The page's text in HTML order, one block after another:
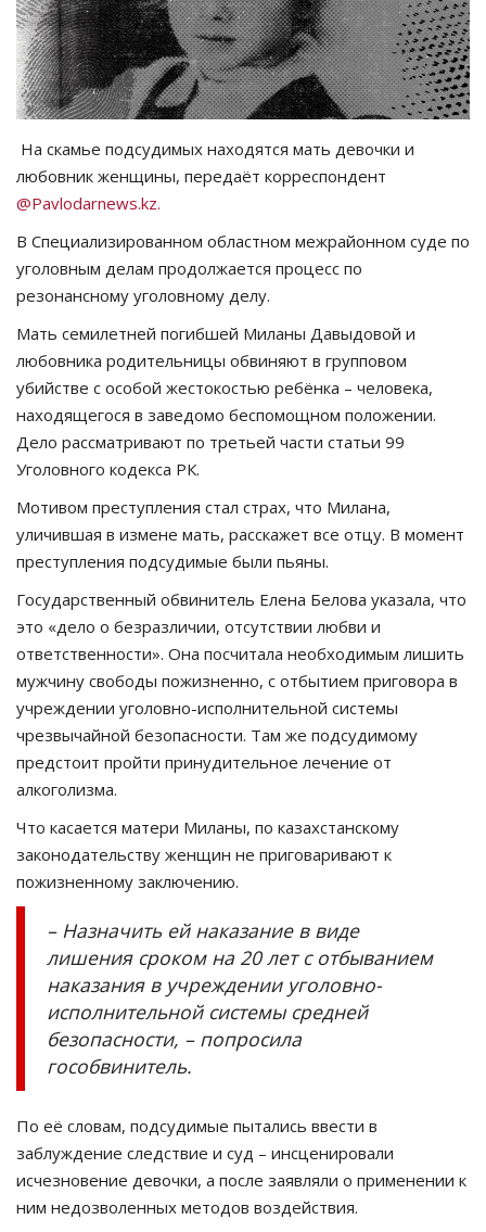
Чек-лист
РАЗВЛЕЧЕНИЯ
OFFICIAL
Курултай
Язык
Қазақша Русский
На скамье подсудимых находятся мать девочки и
любовник женщины, передаёт корреспондент
@Pavlodarnews.kz.
В Специализированном областном межрайонном суде по
уголовным делам продолжается процесс по
резонансному уголовному делу.
Мать семилетней погибшей Миланы Давыдовой и
любовника родительницы обвиняют в групповом
убийстве с особой жестокостью ребёнка – человека,
находящегося в заведомо беспомощном положении.
Дело рассматривают по третьей части статьи 99
Уголовного кодекса РК.
Мотивом преступления стал страх, что Милана,
уличившая в измене мать, расскажет все отцу. В момент
преступления подсудимые были пьяны.
Государственный обвинитель Елена Белова указала, что
это «дело о безразличии, отсутствии любви и
ответственности». Она посчитала необходимым лишить
мужчину свободы пожизненно, с отбытием приговора в
учреждении уголовно-исполнительной системы
чрезвычайной безопасности. Там же подсудимому
предстоит пройти принудительное лечение от
алкоголизма.
Что касается матери Миланы, по казахстанскому
законодательству женщин не приговаривают к
пожизненному заключению.
– Назначить ей наказание в виде
лишения сроком на 20 лет с отбыванием
наказания в учреждении уголовно-
исполнительной системы средней
безопасности, – попросила
гособвинитель.
По её словам, подсудимые пытались ввести в
заблуждение следствие и суд – инсценировали
исчезновение девочки, а после заявляли о применении к
ним недозволенных методов воздействия.